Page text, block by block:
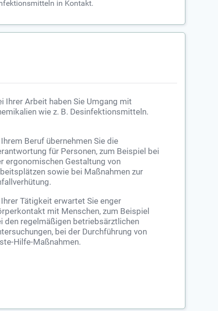
in Kontakt.
Ihrer Arbeit haben Sie Umgang mit
wie z. B. Desinfektionsmitteln.
Ihrem Beruf übernehmen Sie die
für Personen, zum Beispiel bei
ergonomischen Gestaltung von
sowie bei Maßnahmen zur
Ihrer Tätigkeit erwartet Sie enger
mit Menschen, zum Beispiel
den regelmäßigen betriebsärztlichen
bei der Durchführung von
Hilfe-Maßnahmen.